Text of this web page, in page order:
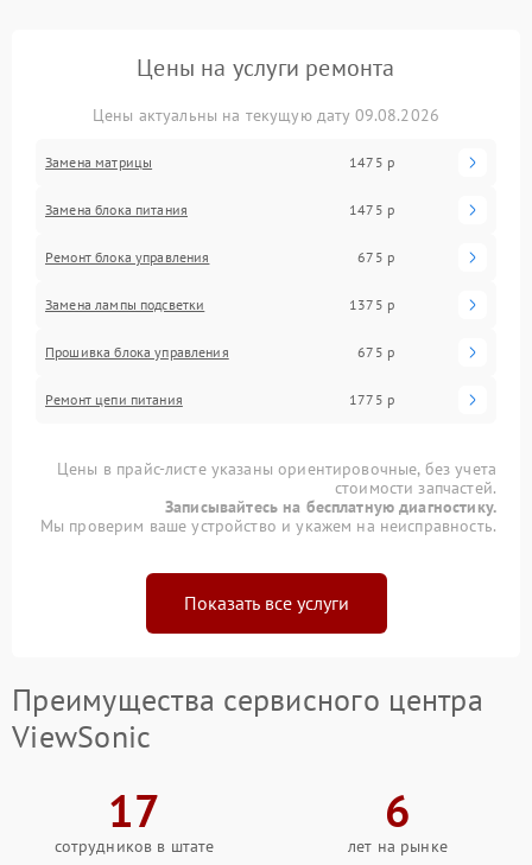
Цены на услуги ремонта
Цены актуальны на текущую дату 09.08.2026
Замена матрицы 1475 р
Замена блока питания 1475 р
Ремонт блока управления 675 р
Замена лампы подсветки 1375 р
Прошивка блока управления 675 р
Ремонт цепи питания 1775 р
Цены в прайс-листе указаны ориентировочные, без учета
стоимости запчастей.
Записывайтесь на бесплатную диагностику.
Мы проверим ваше устройство и укажем на неисправность.
Показать все услуги
Преимущества сервисного центра
ViewSonic
17
сотрудников в штате
6
лет на рынке